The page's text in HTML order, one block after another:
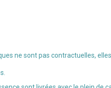
ne sont pas contractuelles,